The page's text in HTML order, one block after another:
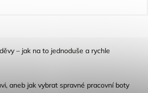
– jak na to jednoduše a rychle
aneb jak vybrat spravné pracovní boty